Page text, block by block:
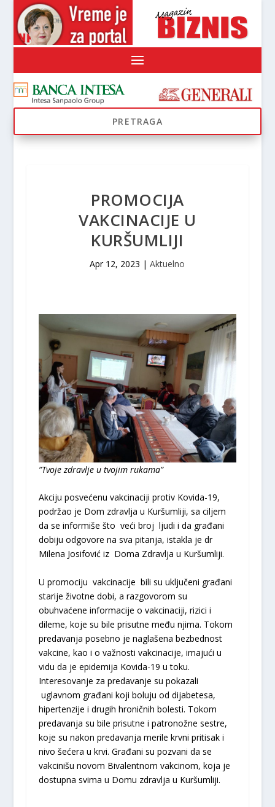
PROMOCIJA
VAKCINACIJE U
KURŠUMLIJI
Apr 12, 2023 |Aktuelno
”Tvoje zdravlje u tvojim rukama”
Akciju posvećenu vakcinaciji protiv Kovida-19,
podržao je Dom zdravlja u Kuršumliji, sa ciljem
da se informiše što veći broj ljudi i da građani
dobiju odgovore na sva pitanja, istakla je dr
Milena Josifović iz Doma Zdravlja u Kuršumliji.
U promociju vakcinacije bili su uključeni građani
starije životne dobi, a razgovorom su
obuhvaćene informacije o vakcinaciji, rizici i
dileme, koje su bile prisutne među njima. Tokom
predavanja posebno je naglašena bezbednost
vakcine, kao i o važnosti vakcinacije, imajući u
vidu da je epidemija Kovida-19 u toku.
Interesovanje za predavanje su pokazali
uglavnom građani koji boluju od dijabetesa,
hipertenzije i drugih hroničnih bolesti. Tokom
predavanja su bile prisutne i patronožne sestre,
koje su nakon predavanja merile krvni pritisak i
nivo šećera u krvi. Građani su pozvani da se
vakcinišu novom Bivalentnom vakcinom, koja je
dostupna svima u Domu zdravlja u Kuršumliji.